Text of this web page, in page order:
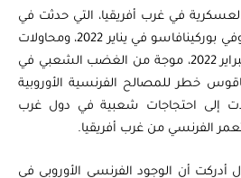
العسكرية في غرب أفريقيا، التي حدثت في
مالي بين عامي 2020-2021، وفي بوركينافاسو في يناير 2022، ومحاولات
أخرى في غينيا بيساو في فبراير 2022، موجة من الغضب الشعبي في
خطر للمصالح الفرنسية الأوروبية
إلى احتجاجات شعبية في دول غرب
الفرنسي من غرب أفريقيا.
أن الوجود الفرنسي الأوروبي في